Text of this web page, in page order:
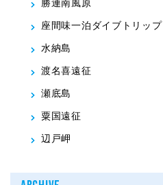
勝連南風原
座間味一泊ダイブトリップ
水納島
渡名喜遠征
瀬底島
粟国遠征
辺戸岬